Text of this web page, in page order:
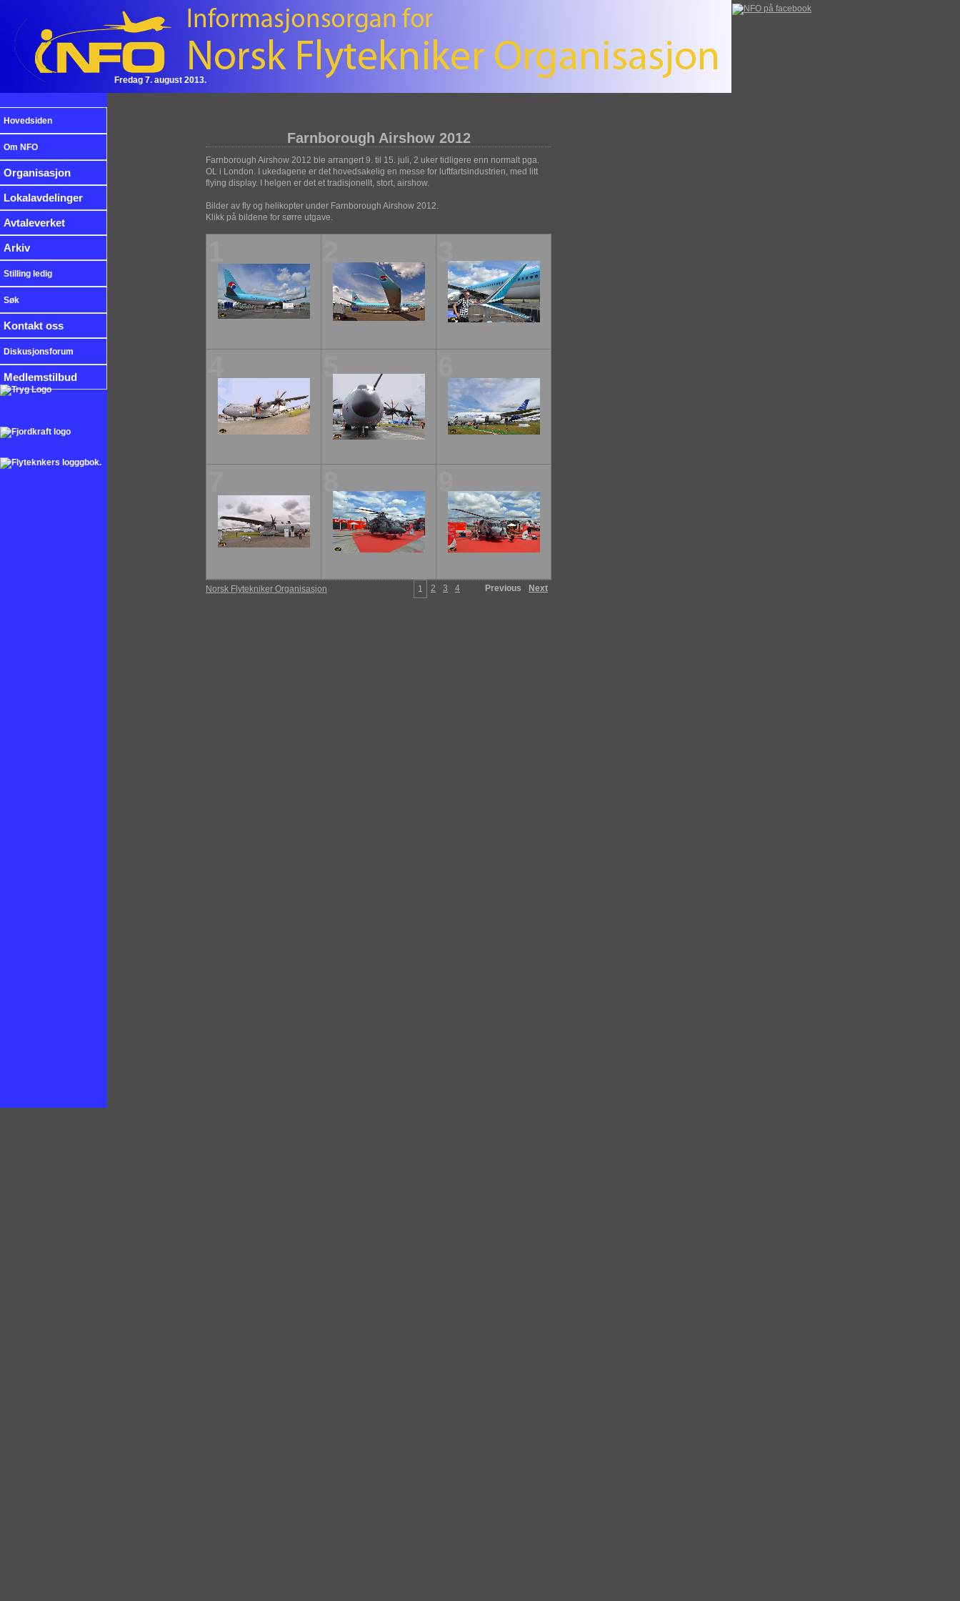
Fredag 7. august 2013.
Hovedsiden
Om NFO
Organisasjon
Lokalavdelinger
Avtaleverket
Arkiv
Stilling ledig
Søk
Kontakt oss
Diskusjonsforum
Medlemstilbud
Farnborough Airshow 2012
Farnborough Airshow 2012 ble arrangert 9. til 15. juli, 2 uker tidligere enn normalt pga.
OL i London. I ukedagene er det hovedsakelig en messe for luftfartsindustrien, med litt
flying display. I helgen er det et tradisjonellt, stort, airshow.
Bilder av fly og helikopter under Farnborough Airshow 2012.
Klikk på bildene for sørre utgave.
5
1 2 3 4 Previous Next
Norsk Flytekniker Organisasjon